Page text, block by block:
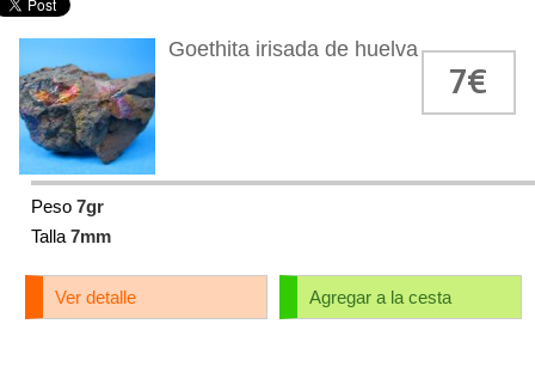
Goethita irisada de huelva
7€
Peso 7gr
Talla 7mm
Agregar a la cesta
Ver detalle